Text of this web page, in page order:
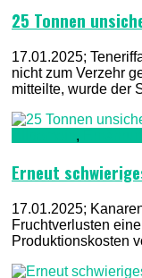
25 Tonnen
17.01.2025;
nicht zum Verzehr
mitteilte, wurde der
,
Erneut
17.01.2025;
Fruchtverlusten
Produktionskosten